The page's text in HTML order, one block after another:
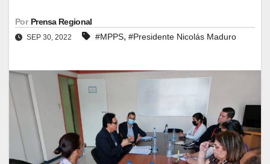
Por Prensa Regional
SEP 30, 2022 #MPPS, #Presidente Nicolás Maduro